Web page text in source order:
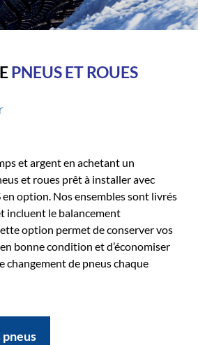
PNEUS ET ROUES
et argent en achetant un
et roues prêt à installer avec
option. Nos ensembles sont livrés
incluent le balancement
option permet de conserver vos
bonne condition et d’économiser
changement de pneus chaque
pneus